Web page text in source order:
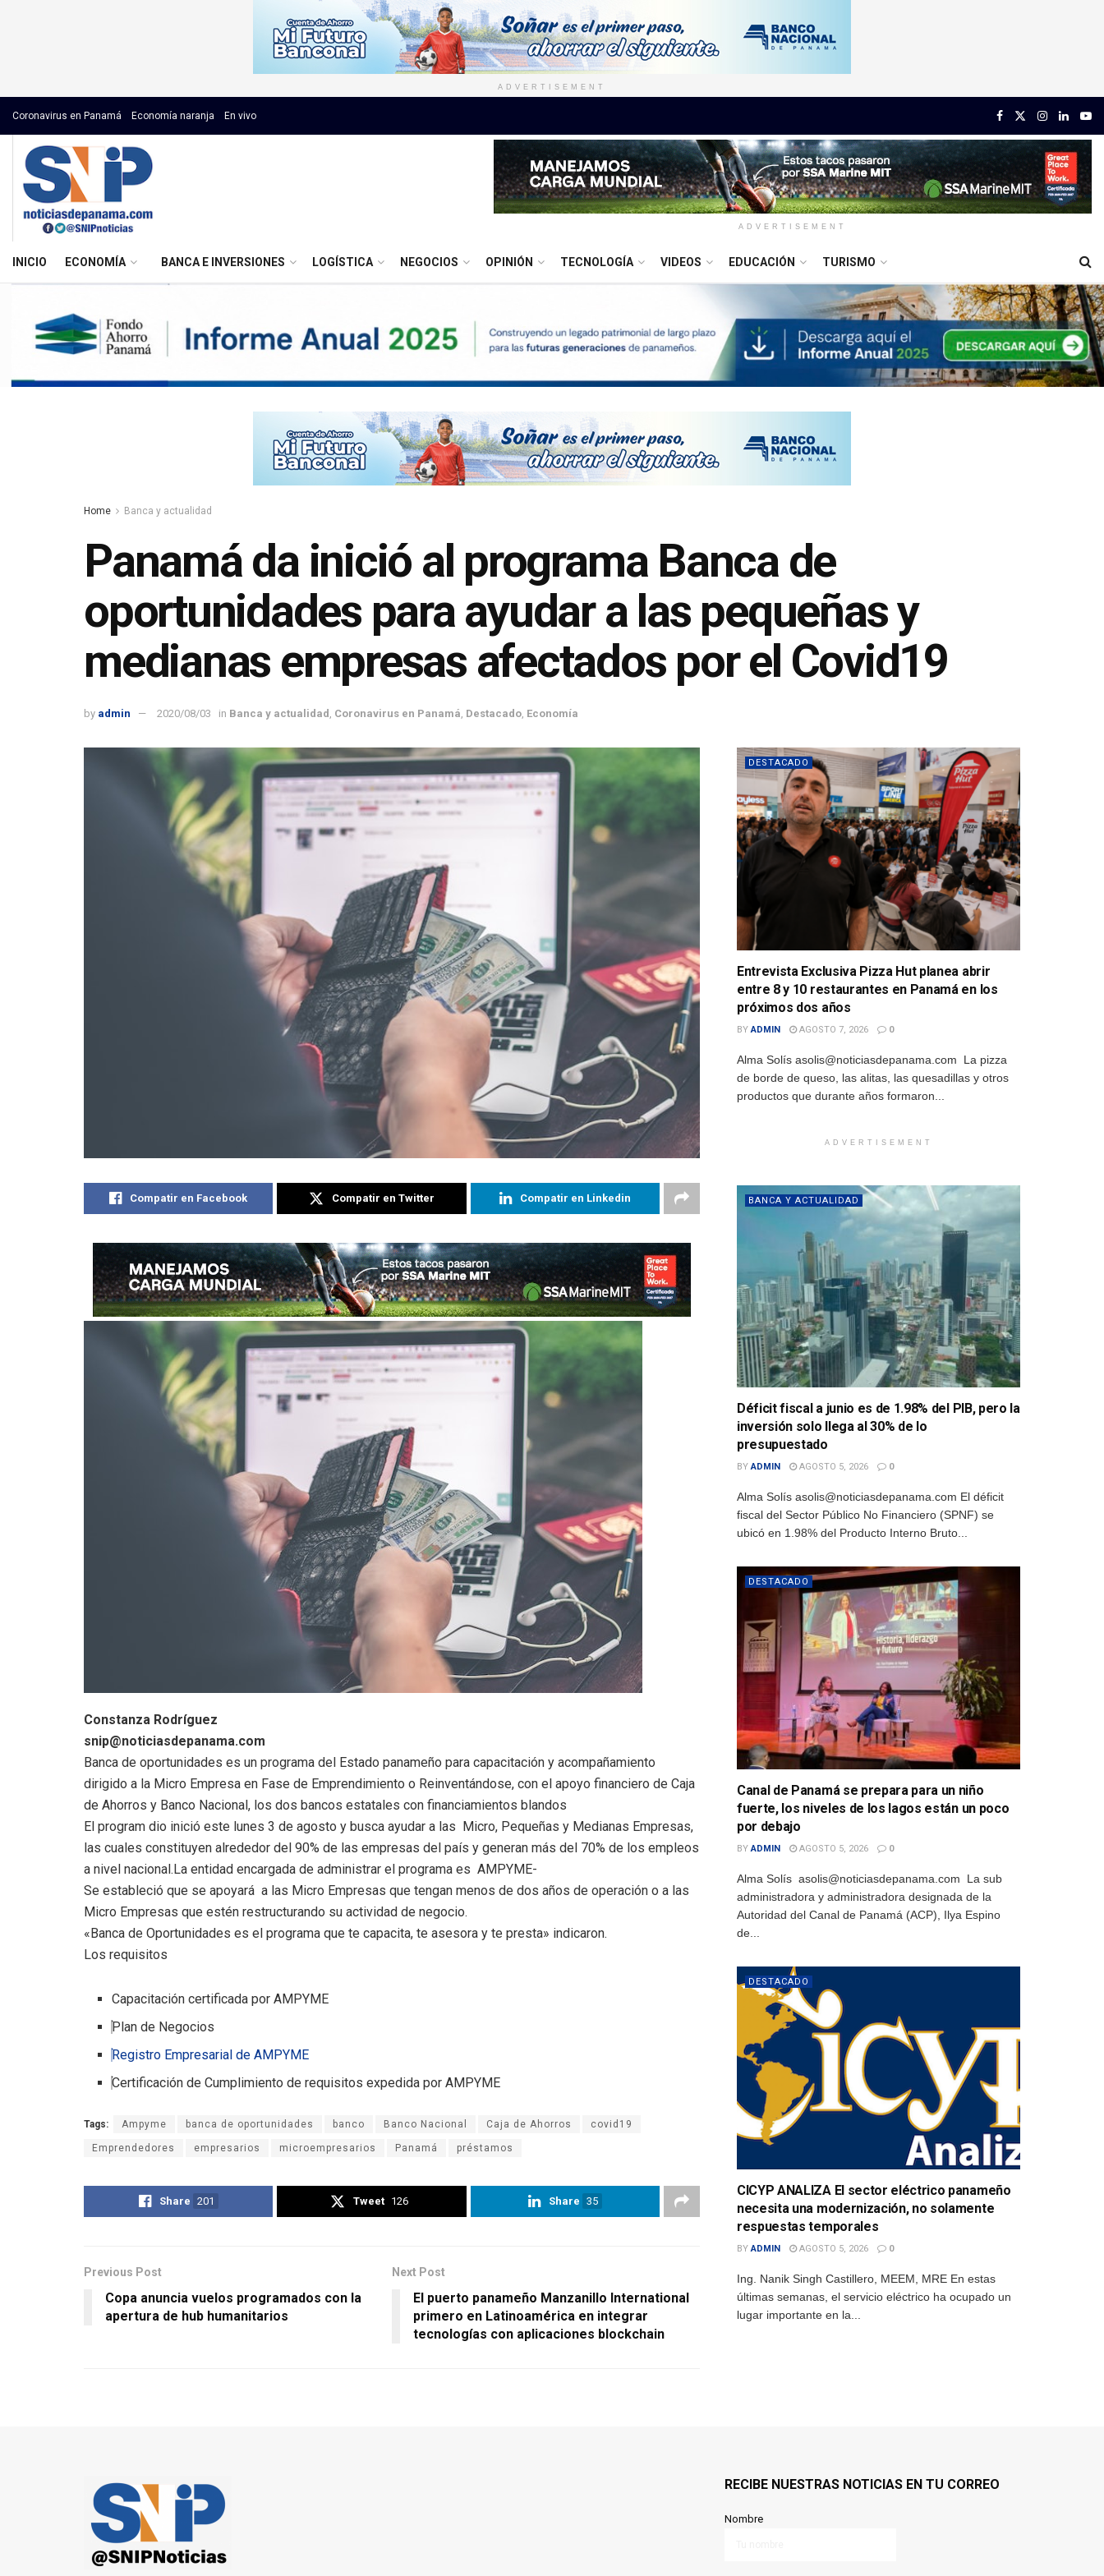
ADVERTISEMENT
Coronavirus en Panamá Economía naranja En vivo
ADVERTISEMENT
INICIO ECONOMÍA BANCA E INVERSIONES LOGÍSTICA NEGOCIOS OPINIÓN TECNOLOGÍA VIDEOS EDUCACIÓN TURISMO
Home Banca y actualidad
Panamá da inició al programa Banca de
oportunidades para ayudar a las pequeñas y
medianas empresas afectados por el Covid19
by admin 2020/08/03 in Banca y actualidad Coronavirus en Panamá Destacado Economía
Compatir en Facebook Compatir en Twitter Compatir en Linkedin
Constanza Rodríguez
snip@noticiasdepanama.com
Banca de oportunidades es un programa del Estado panameño para capacitación y acompañamiento
dirigido a la Micro Empresa en Fase de Emprendimiento o Reinventándose, con el apoyo financiero de Caja
de Ahorros y Banco Nacional, los dos bancos estatales con financiamientos blandos
El program dio inició este lunes 3 de agosto y busca ayudar a las Micro, Pequeñas y Medianas Empresas,
las cuales constituyen alrededor del 90% de las empresas del país y generan más del 70% de los empleos
a nivel nacional.La entidad encargada de administrar el programa es AMPYME-
Se estableció que se apoyará a las Micro Empresas que tengan menos de dos años de operación o a las
Micro Empresas que estén restructurando su actividad de negocio.
«Banca de Oportunidades es el programa que te capacita, te asesora y te presta» indicaron.
Los requisitos
Capacitación certificada por AMPYME
Plan de Negocios
Registro Empresarial de AMPYME
Certificación de Cumplimiento de requisitos expedida por AMPYME
Tags: Ampyme banca de oportunidades banco Banco Nacional Caja de Ahorros covid19
Emprendedores empresarios microempresarios Panamá préstamos
Share 201 Tweet 126 Share 35
Previous Post
Copa anuncia vuelos programados con la
apertura de hub humanitarios
Next Post
El puerto panameño Manzanillo International
primero en Latinoamérica en integrar
tecnologías con aplicaciones blockchain
DESTACADO
Entrevista Exclusiva Pizza Hut planea abrir
entre 8 y 10 restaurantes en Panamá en los
próximos dos años
BY ADMIN AGOSTO 7, 2026 0
Alma Solís asolis@noticiasdepanama.com La pizza
de borde de queso, las alitas, las quesadillas y otros
productos que durante años formaron...
ADVERTISEMENT
BANCA Y ACTUALIDAD
Déficit fiscal a junio es de 1.98% del PIB, pero la
inversión solo llega al 30% de lo
presupuestado
BY ADMIN AGOSTO 5, 2026 0
Alma Solís asolis@noticiasdepanama.com El déficit
fiscal del Sector Público No Financiero (SPNF) se
ubicó en 1.98% del Producto Interno Bruto...
DESTACADO
Canal de Panamá se prepara para un niño
fuerte, los niveles de los lagos están un poco
por debajo
BY ADMIN AGOSTO 5, 2026 0
Alma Solís asolis@noticiasdepanama.com La sub
administradora y administradora designada de la
Autoridad del Canal de Panamá (ACP), Ilya Espino
de...
DESTACADO
CICYP ANALIZA El sector eléctrico panameño
necesita una modernización, no solamente
respuestas temporales
BY ADMIN AGOSTO 5, 2026 0
Ing. Nanik Singh Castillero, MEEM, MRE En estas
últimas semanas, el servicio eléctrico ha ocupado un
lugar importante en la...
RECIBE NUESTRAS NOTICIAS EN TU CORREO
Nombre